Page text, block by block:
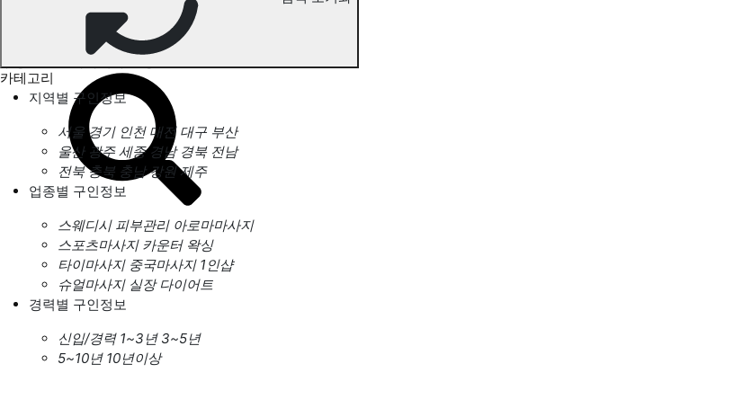
개인 서비스 관리
카테고리
지역별 구인정보
서울 경기 인천 대전 대구 부산
울산 광주 세종 경남 경북 전남
전북 충북 충남 강원 제주
업종별 구인정보
스웨디시 피부관리 아로마마사지
스포츠마사지 카운터 왁싱
타이마사지 중국마사지 1인샵
슈얼마사지 실장 다이어트
경력별 구인정보
신입/경력 1~3년 3~5년
5~10년 10년이상